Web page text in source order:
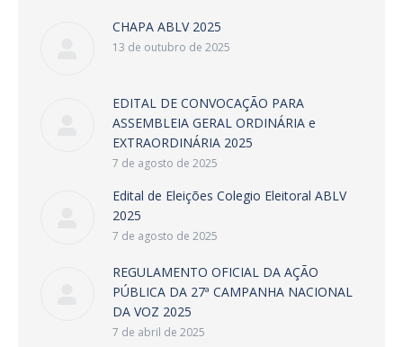
CHAPA ABLV 2025
13 de outubro de 2025
EDITAL DE CONVOCAÇÃO PARA
ASSEMBLEIA GERAL ORDINÁRIA e
EXTRAORDINÁRIA 2025
7 de agosto de 2025
Edital de Eleições Colegio Eleitoral ABLV
2025
7 de agosto de 2025
REGULAMENTO OFICIAL DA AÇÃO
PÚBLICA DA 27ª CAMPANHA NACIONAL
DA VOZ 2025
7 de abril de 2025